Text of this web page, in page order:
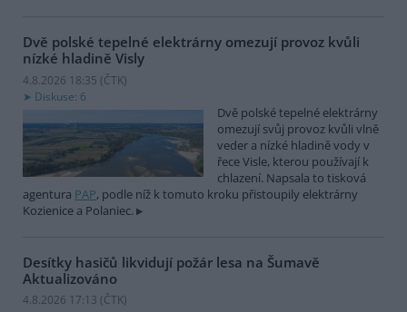
Dvě polské tepelné elektrárny omezují provoz kvůli
nízké hladině Visly
4.8.2026 18:35 (ČTK)
Diskuse: 6
Dvě polské tepelné elektrárny
omezují svůj provoz kvůli vlně
veder a nízké hladině vody v
řece Visle, kterou používají k
chlazení. Napsala to tisková
agentura PAP, podle níž k tomuto kroku přistoupily elektrárny
Kozienice a Polaniec.
Desítky hasičů likvidují požár lesa na Šumavě
Aktualizováno
4.8.2026 17:13 (ČTK)